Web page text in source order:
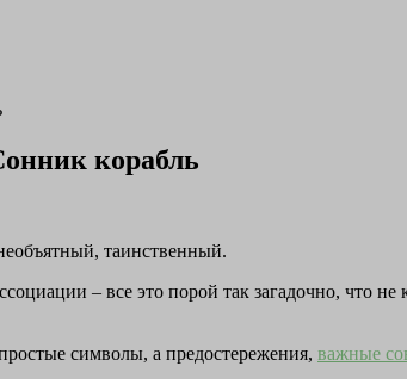
корабль
таинственный.
– все это порой так загадочно, что
символы, а предостережения, важные